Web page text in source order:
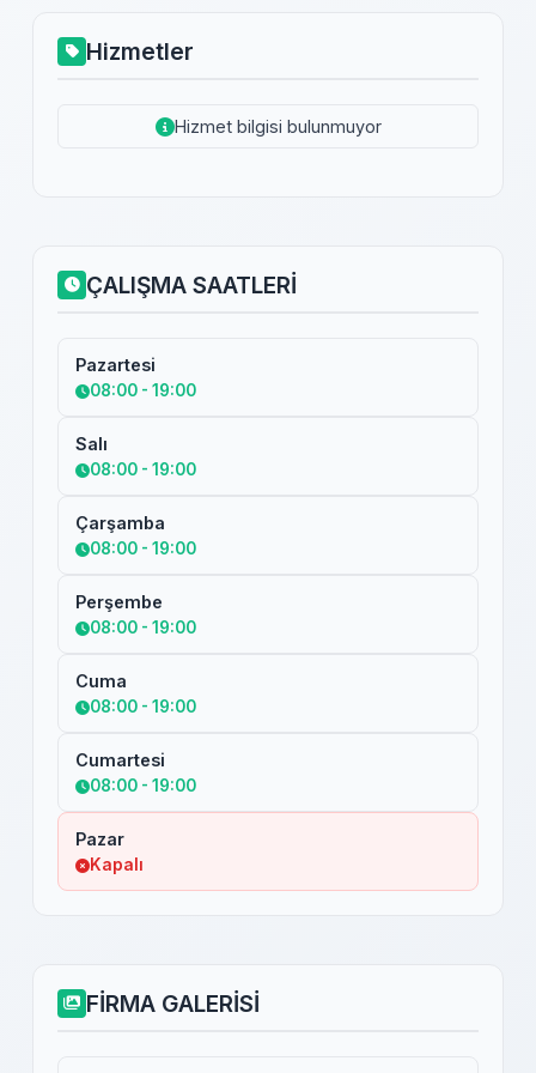
Hizmetler
Hizmet bilgisi bulunmuyor
ÇALIŞMA SAATLERİ
Pazartesi
08:00 - 19:00
Salı
08:00 - 19:00
Çarşamba
08:00 - 19:00
Perşembe
08:00 - 19:00
Cuma
08:00 - 19:00
Cumartesi
08:00 - 19:00
Pazar
Kapalı
FİRMA GALERİSİ